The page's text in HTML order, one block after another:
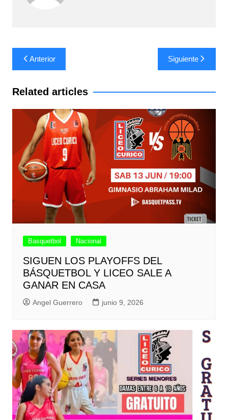
Navegación
de
entradas
Anterior Siguiente
Related articles
Basquetbol Nacional
SIGUEN LOS PLAYOFFS DEL
BÁSQUETBOL Y LICEO SALE A
GANAR EN CASA
Angel Guerrero junio 9, 2026